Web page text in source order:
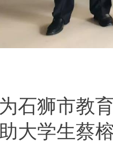
狮市教育
大学生蔡